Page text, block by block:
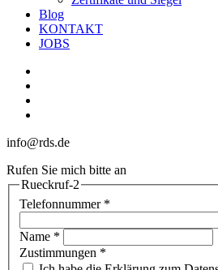
Blog
KONTAKT
JOBS
info@rds.de
Rufen Sie mich bitte an
Rueckruf-2
Telefonnummer *
Name *
Zustimmungen *